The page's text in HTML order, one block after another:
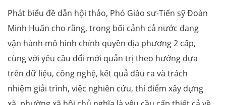
Phát biểu đề dẫn hội thảo, Phó Giáo sư-Tiến sỹ Đoàn
Minh Huấn cho rằng, trong bối cảnh cả nước đang
vận hành mô hình chính quyền địa phương 2 cấp,
cùng với yêu cầu đổi mới quản trị theo hướng dựa
trên dữ liệu, công nghệ, kết quả đầu ra và trách
nhiệm giải trình, việc nghiên cứu, thí điểm xây dựng